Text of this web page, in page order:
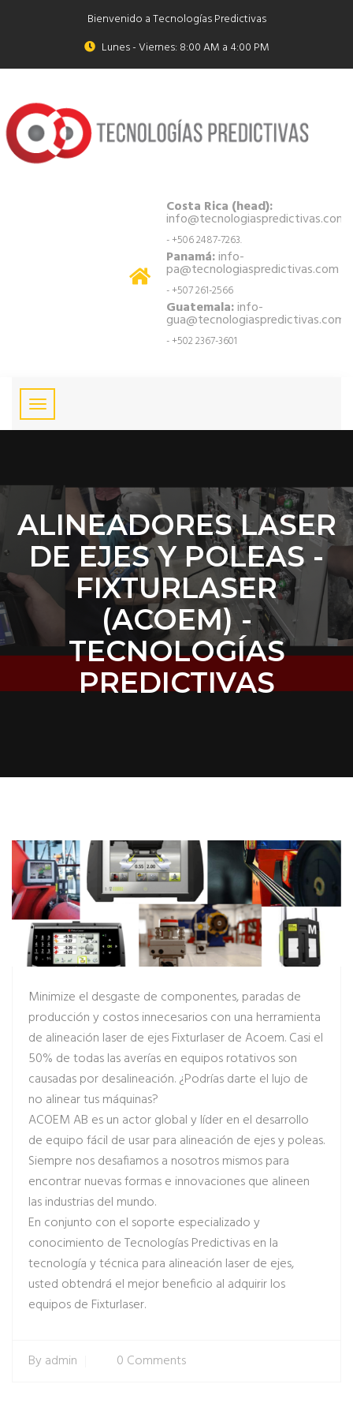
Bienvenido a Tecnologías Predictivas
Lunes - Viernes: 8:00 AM a 4:00 PM
Costa Rica (head):
info@tecnologiaspredictivas.com
- +506 2487-7263.
Panamá:info-
pa@tecnologiaspredictivas.com
- +507 261-2566
Guatemala:info-
gua@tecnologiaspredictivas.com
- +502 2367-3601
ALINEADORES LASER
DE EJES Y POLEAS -
FIXTURLASER
(ACOEM) -
TECNOLOGÍAS
PREDICTIVAS
Minimize el desgaste de componentes, paradas de
producción y costos innecesarios con una herramienta
de alineación laser de ejes Fixturlaser de Acoem. Casi el
50% de todas las averías en equipos rotativos son
causadas por desalineación. ¿Podrías darte el lujo de
no alinear tus máquinas?
ACOEM AB es un actor global y líder en el desarrollo
de equipo fácil de usar para alineación de ejes y poleas.
Siempre nos desafiamos a nosotros mismos para
encontrar nuevas formas e innovaciones que alineen
las industrias del mundo.
En conjunto con el soporte especializado y
conocimiento de Tecnologías Predictivas en la
tecnología y técnica para alineación laser de ejes,
usted obtendrá el mejor beneficio al adquirir los
equipos de Fixturlaser.
By admin 0 Comments